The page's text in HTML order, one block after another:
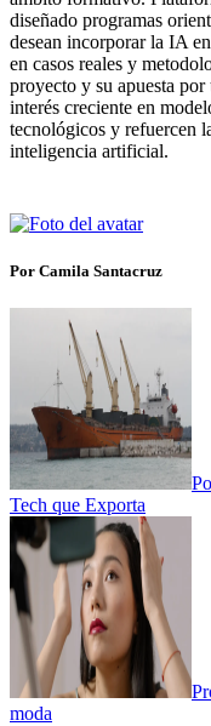
diseñado programas
desean incorporar la IA
en casos reales y
proyecto y su apuesta
interés creciente en
tecnológicos y refuercen
inteligencia artificial.
Por Camila Santacruz
Tech que Exporta
moda